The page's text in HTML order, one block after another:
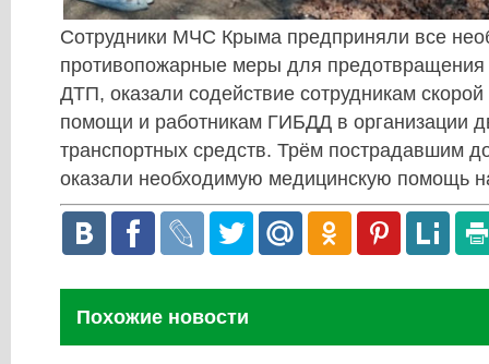
Сотрудники МЧС Крыма предприняли все
противопожарные меры для предотвращения
ДТП, оказали содействие сотрудникам
помощи и работникам ГИБДД в организации
транспортных средств. Трём пострадавшим
оказали необходимую медицинскую помощь
Похожие новости